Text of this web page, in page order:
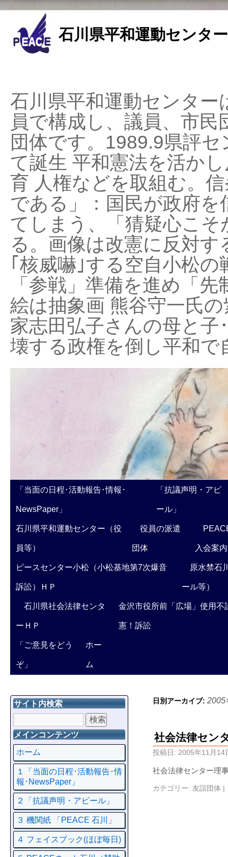
石川県平和運動センタ
石川県平和運動センタ
員で構成し、議員、市
団体です。1989.9県評
て誕生 平和憲法を活か
育 人権などを取組む。
である」：国民が政府
てしまう、「猜疑心こ
る。画像は改憲に反対
｢核威嚇｣する空自小松
「参戦」準備を進め「
絵は抽象画 熊谷守一氏
家志田弘子さんの母と子
壊する政権を倒し平和
「当面の日程･活動報告･情報･
NewsPaper」
「抗議声明・アピ
ール」
石川県平和運動センター（役
員等）
役員の派遣
団体 入会案内
ピースセンター小松（小松基地第7次爆音
訴訟）ＨＰ
原水禁石
ール等）
石川県社会法律センタ
ーＨＰ
金沢市役所前「広場」使用不
憲！訴訟
「ご意見をどう
ぞ」
ホー
ム
日別アーカイブ: 2005
社会法律セン
投稿日: 2005年11月14
社会法律センター理
カテゴリー: 友誼団体 |
サイト内検索
メインコンテンツ
ホーム
１「当面の日程･活動報告･情
報･NewsPaper」
２「抗議声明・アピール」
３ 機関紙 「PEACE 石川」
４ フェイスプック(ほぼ毎日)